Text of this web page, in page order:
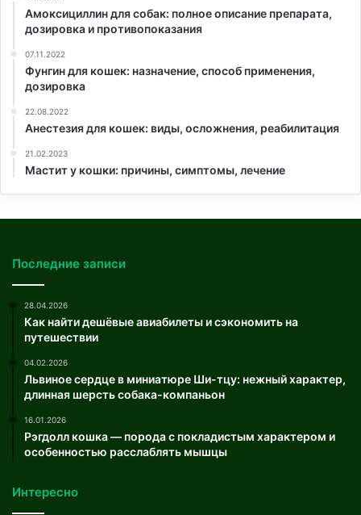
Амоксициллин для собак: полное описание препарата,
дозировка и противопоказания
07.11.2022
Фунгин для кошек: назначение, способ применения,
дозировка
22.08.2022
Анестезия для кошек: виды, осложнения, реабилитация
21.02.2023
Мастит у кошки: причины, симптомы, лечение
Последние записи
28.04.2026
Как найти дешёвые авиабилеты и сэкономить на
путешествии
04.02.2026
Львиное сердце в миниатюре Ши-тцу: нежный характер,
длинная шерсть собака-компаньон
16.01.2026
Рэгдолл кошка — порода с покладистым характером и
особенностью расслаблять мышцы
Интересно